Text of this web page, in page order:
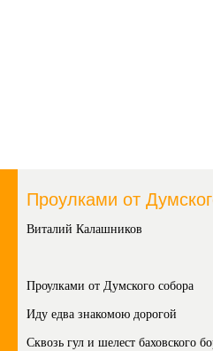
Проулками от
Виталий Калашников
Проулками от Думского собора
Иду едва знакомою дорогой
Сквозь гул и шелест баховского